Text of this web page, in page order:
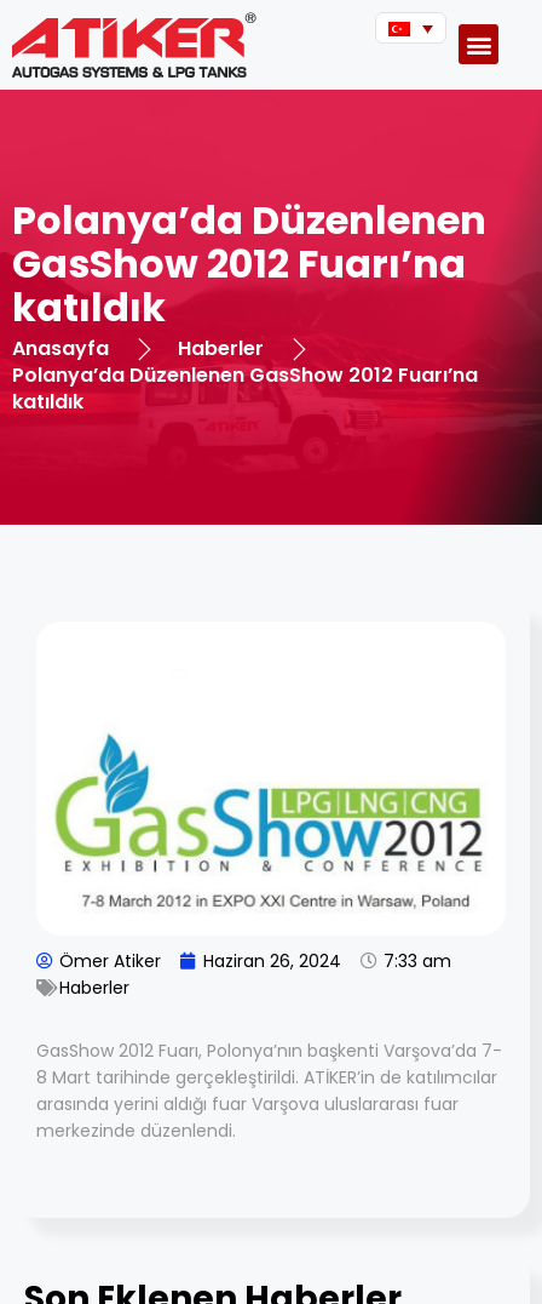
Polanya’da Düzenlenen
GasShow 2012 Fuarı’na
katıldık
Anasayfa
Haberler
Polanya’da Düzenlenen GasShow 2012 Fuarı’na
katıldık
Ömer Atiker Haziran 26, 2024
7:33 am
Haberler
GasShow 2012 Fuarı, Polonya’nın başkenti Varşova’da 7-
8 Mart tarihinde gerçekleştirildi. ATİKER’in de katılımcılar
arasında yerini aldığı fuar Varşova uluslararası fuar
merkezinde düzenlendi.